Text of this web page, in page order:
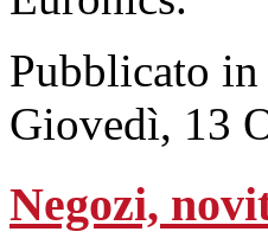
Pubblicato in
Giovedì, 13
Negozi,